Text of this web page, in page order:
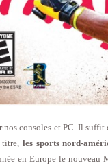
consoles et PC. Il
les sports nord-
en Europe le